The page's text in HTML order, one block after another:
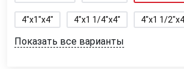
4"x1"x4" 4"x1 1/4"x4" 4"x1 1/
Показать все варианты